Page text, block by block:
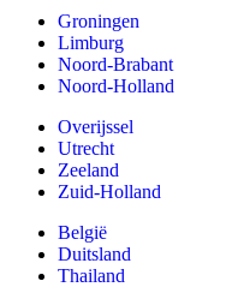
Groningen
Limburg
Noord-Brabant
Noord-Holland
Overijssel
Utrecht
Zeeland
Zuid-Holland
België
Duitsland
Thailand